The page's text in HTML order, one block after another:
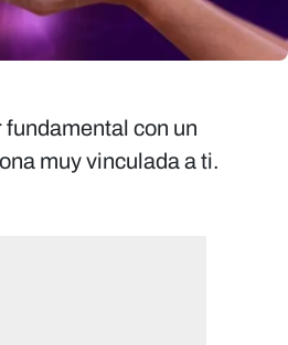
fundamental con un
muy vinculada a ti.